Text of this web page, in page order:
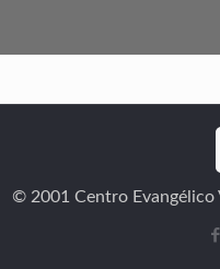
© 2001 Centro Evangélico